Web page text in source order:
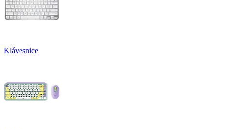
Klávesnice